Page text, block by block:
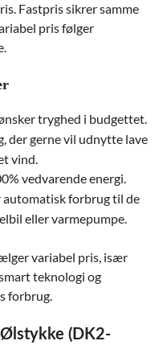
Fastpris sikrer samme
pris følger
tryghed i budgettet.
der gerne vil udnytte lave
vind.
vedvarende energi.
forbrug til de
eller varmepumpe.
variabel pris, især
teknologi og
forbrug.
Ølstykke (DK2-